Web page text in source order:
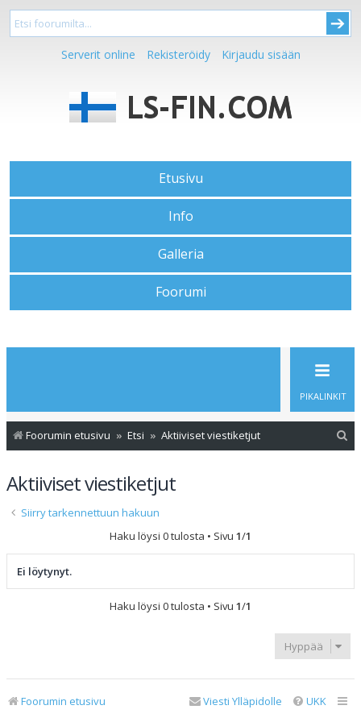
Serverit online Rekisteröidy Kirjaudu sisään
Etusivu
Info
Galleria
Foorumi
PIKALINKIT
Foorumin etusivu Etsi Aktiiviset viestiketjut
Aktiiviset viestiketjut
Siirry tarkennettuun hakuun
Haku löysi 0 tulosta • Sivu 1/1
Ei löytynyt.
Haku löysi 0 tulosta • Sivu 1/1
Hyppää
Foorumin etusivu UKK
Viesti Ylläpidolle